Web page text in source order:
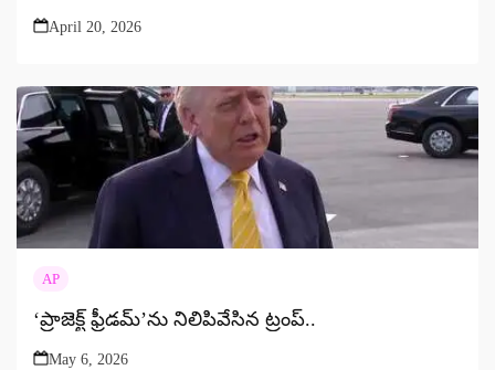
April 20, 2026
AP
‘ప్రాజెక్ట్ ఫ్రీడమ్’ను నిలిపివేసిన ట్రంప్..
May 6, 2026